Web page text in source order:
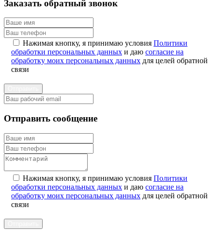
Заказать обратный звонок
Нажимая кнопку, я принимаю условия Политики
обработки персональных данных и даю согласие на
обработку моих персональных данных для целей обратной
связи
Отправить сообщение
Нажимая кнопку, я принимаю условия Политики
обработки персональных данных и даю согласие на
обработку моих персональных данных для целей обратной
связи